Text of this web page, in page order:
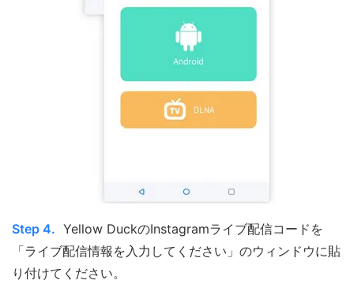
Step 4. Yellow DuckのInstagramライブ配信コードを
「ライブ配信情報を入力してください」のウィンドウに貼
り付けてください。